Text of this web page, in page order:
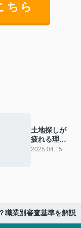
ちら
土地探しが
疲れる理由
とは？効率
2025.04.15
職業別審査基準を解説